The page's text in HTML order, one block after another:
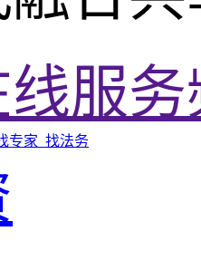
服
专家 找法务